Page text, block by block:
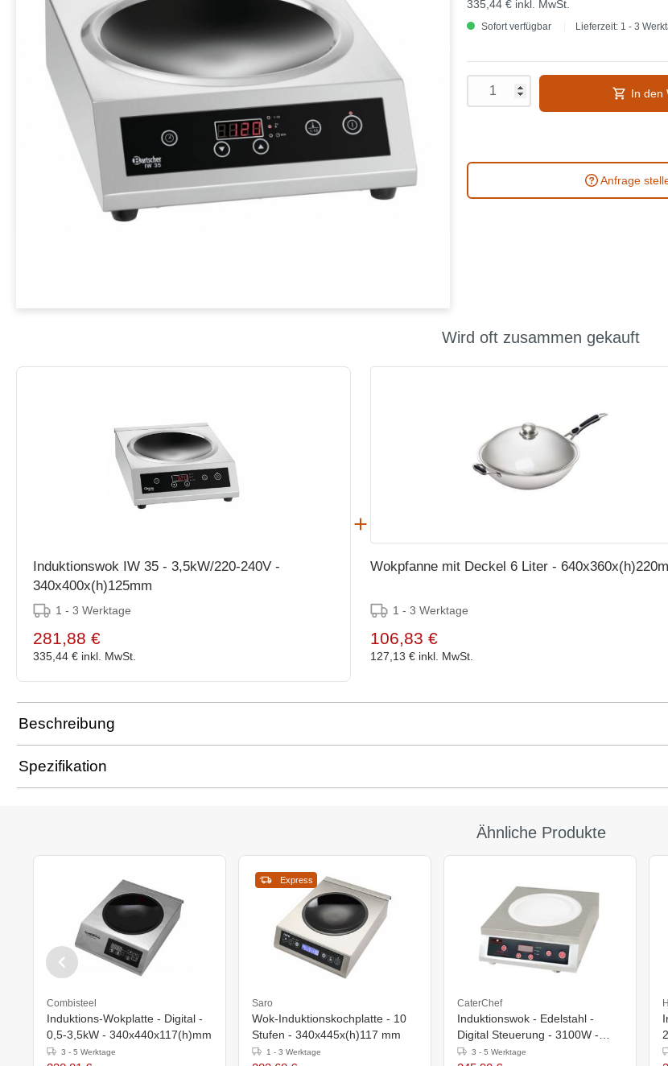
335,44 € inkl. MwSt.
Sofort verfügbar Lieferzeit: 1 - 3
In den
Anfrage
Wird oft zusammen gekauft
Induktionswok IW 35 - 3,5kW/220-240V -
340x400x(h)125mm
1 - 3 Werktage
281,88 €
335,44 € inkl. MwSt.
Wokpfanne mit Deckel 6 Liter -
1 - 3 Werktage
106,83 €
127,13 € inkl. MwSt.
Beschreibung
Spezifikation
Ähnliche Produkte
Combisteel
Induktions-Wokplatte - Digital -
0,5-3,5kW - 340x440x117(h)mm
3 - 5 Werktage
Express
Saro
Wok-Induktionskochplatte - 10
Stufen - 340x445x(h)117 mm
1 - 3 Werktage
CaterChef
Induktionswok - Edelstahl -
Digital Steuerung - 3100W -
12(h)x44,3x33,9cm
3 - 5 Werktage